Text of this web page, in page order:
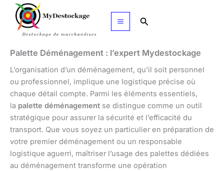
Aller
contenu
Rechercher
Palette Déménagement : l’expert Mydestockage
L’organisation d’un déménagement, qu’il soit personnel
ou professionnel, implique une logistique précise où
chaque détail compte. Parmi les éléments essentiels,
la palette déménagement se distingue comme un outil
stratégique pour assurer la sécurité et l’efficacité du
transport. Que vous soyez un particulier en préparation de
votre premier déménagement ou un responsable
logistique aguerri, maîtriser l’usage des palettes dédiées
au déménagement transforme une opération